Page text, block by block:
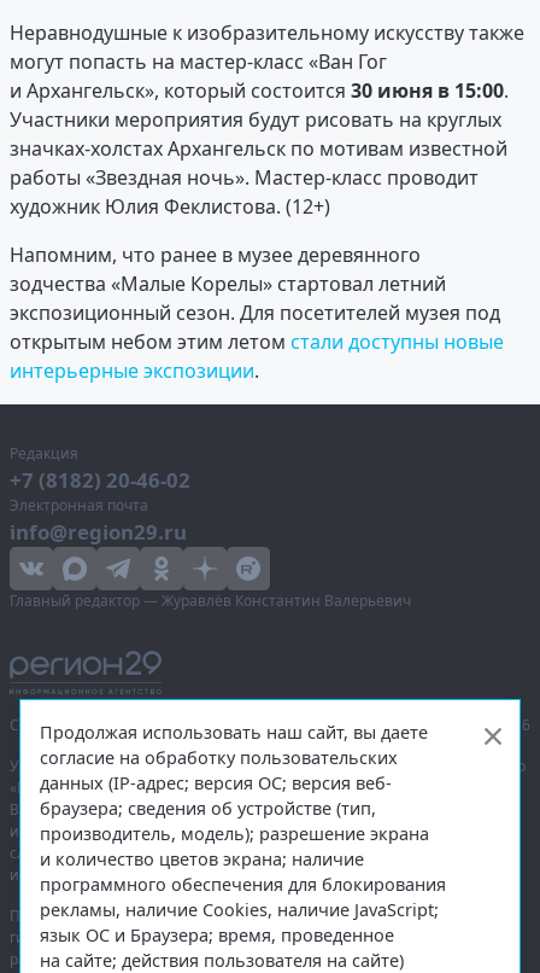
Неравнодушные к изобразительному искусству также
могут попасть на мастер-класс «Ван Гог
и Архангельск», который состоится 30 июня в 15:00.
Участники мероприятия будут рисовать на круглых
значках-холстах Архангельск по мотивам известной
работы «Звездная ночь». Мастер-класс проводит
художник Юлия Феклистова. (12+)
Напомним, что ранее в музее деревянного
зодчества «Малые Корелы» стартовал летний
экспозиционный сезон. Для посетителей музея под
открытым небом этим летом стали доступны новые
интерьерные экспозиции.
Редакция
+7 (8182) 20-46-02
Электронная почта
info@region29.ru
Главный редактор — Журавлёв Константин Валерьевич
Сетевое издание «Информационное агентство Регион 29»,
© 2016–2026
Учредитель — общество с ограниченной ответственностью «Агентство
«Правда Севера».
Выписка из реестра зарегистрированных средств массовой
информации:ЭЛ № ФС 77-74226от 09.11.2018 выдано Федеральной
службой по надзору в сфере связи, информационных технологий
и массовых коммуникаций (Роскомнадзор).
При полном или частичном использовании любых материалов
гиперссылка на region29.ruобязательна. Копирование материалов без
разрешения администрации сайта запрещено.
Продолжая использовать наш сайт, вы даете
согласие на обработку пользовательских
данных (IP-адрес; версия ОС; версия веб-
браузера; сведения об устройстве (тип,
производитель, модель); разрешение экрана
и количество цветов экрана; наличие
программного обеспечения для блокирования
рекламы, наличие Cookies, наличие JavaScript;
язык ОС и Браузера; время, проведенное
на сайте; действия пользователя на сайте)